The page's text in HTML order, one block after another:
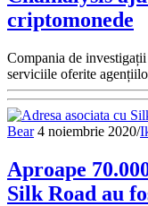
criptomonede
Compania de
serviciile oferite
Bear 4 noiembrie 2020/
Aproape
Silk Road au